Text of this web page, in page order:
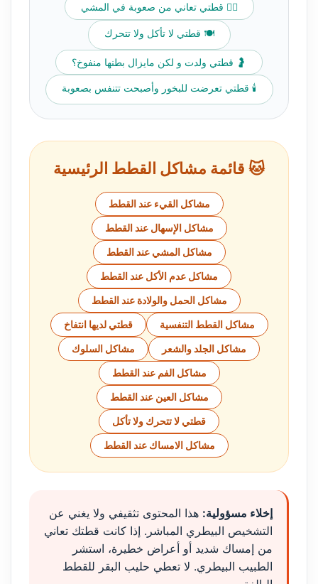
🚶‍♀️ قطتي تعاني من صعوبة في المشي
🍽️ قطتي لا تأكل ولا تتحرك
🤰 قطتي ولدت و لكن مايزال بطنها منفوخ؟
🕯️ قطتي تعرضت للبخور وأصبحت تتنفس بصعوبة
🐱 قائمة مشاكل القطط الرئيسية
مشاكل القيء عند القطط
مشاكل الإسهال عند القطط
مشاكل المشي عند القطط
مشاكل عدم الأكل عند القطط
مشاكل الحمل والولادة عند القطط
مشاكل القطط التنفسية قطتي لديها انتفاخ
مشاكل الجلد والشعر مشاكل السلوك
مشاكل الفم عند القطط
مشاكل العين عند القطط
قطتي لا تتحرك ولا تأكل
مشاكل الامساك عند القطط
إخلاء مسؤولية: هذا المحتوى تثقيفي ولا يغني عن
التشخيص البيطري المباشر. إذا كانت قطتك تعاني
من إمساك شديد أو أعراض خطيرة، استشر
الطبيب البيطري. لا تعطي حليب البقر للقطط